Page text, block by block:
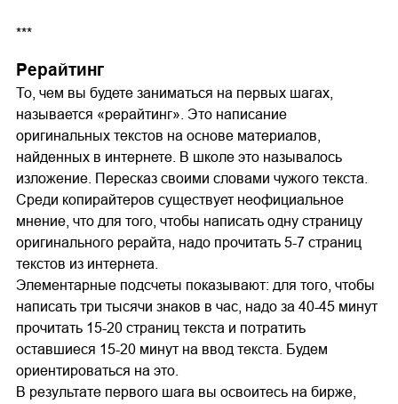
***
Рерайтинг
То, чем вы будете заниматься на первых шагах,
называется «рерайтинг». Это написание
оригинальных текстов на основе материалов,
найденных в интернете. В школе это называлось
изложение. Пересказ своими словами чужого текста.
Среди копирайтеров существует неофициальное
мнение, что для того, чтобы написать одну страницу
оригинального рерайта, надо прочитать 5-7 страниц
текстов из интернета.
Элементарные подсчеты показывают: для того, чтобы
написать три тысячи знаков в час, надо за 40-45 минут
прочитать 15-20 страниц текста и потратить
оставшиеся 15-20 минут на ввод текста. Будем
ориентироваться на это.
В результате первого шага вы освоитесь на бирже,